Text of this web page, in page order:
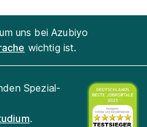
uns bei Azubiyo
wichtig ist.
Spezial-
.